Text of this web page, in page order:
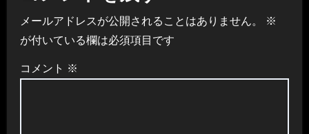
ー
シ
ョ
メールアドレスが公開されることはありません。
※
が付いている欄は必須項目です
コメント ※